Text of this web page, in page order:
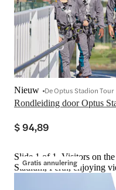
Rondleiding door Optus
Nieuw De Optus Stadion Tour
$ 94,89
Gratis annulering
Slide 1 of 1, Visitors on
Stadium, Perth, enjoying